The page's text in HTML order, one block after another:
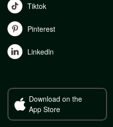
Tiktok
Pinterest
Linkedln
Download on the
App Store